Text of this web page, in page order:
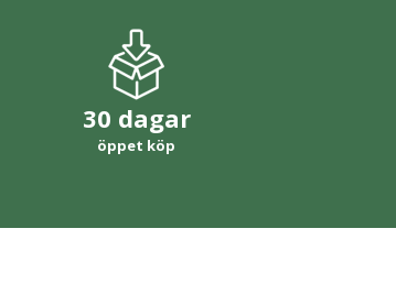
30 dagar
öppet köp